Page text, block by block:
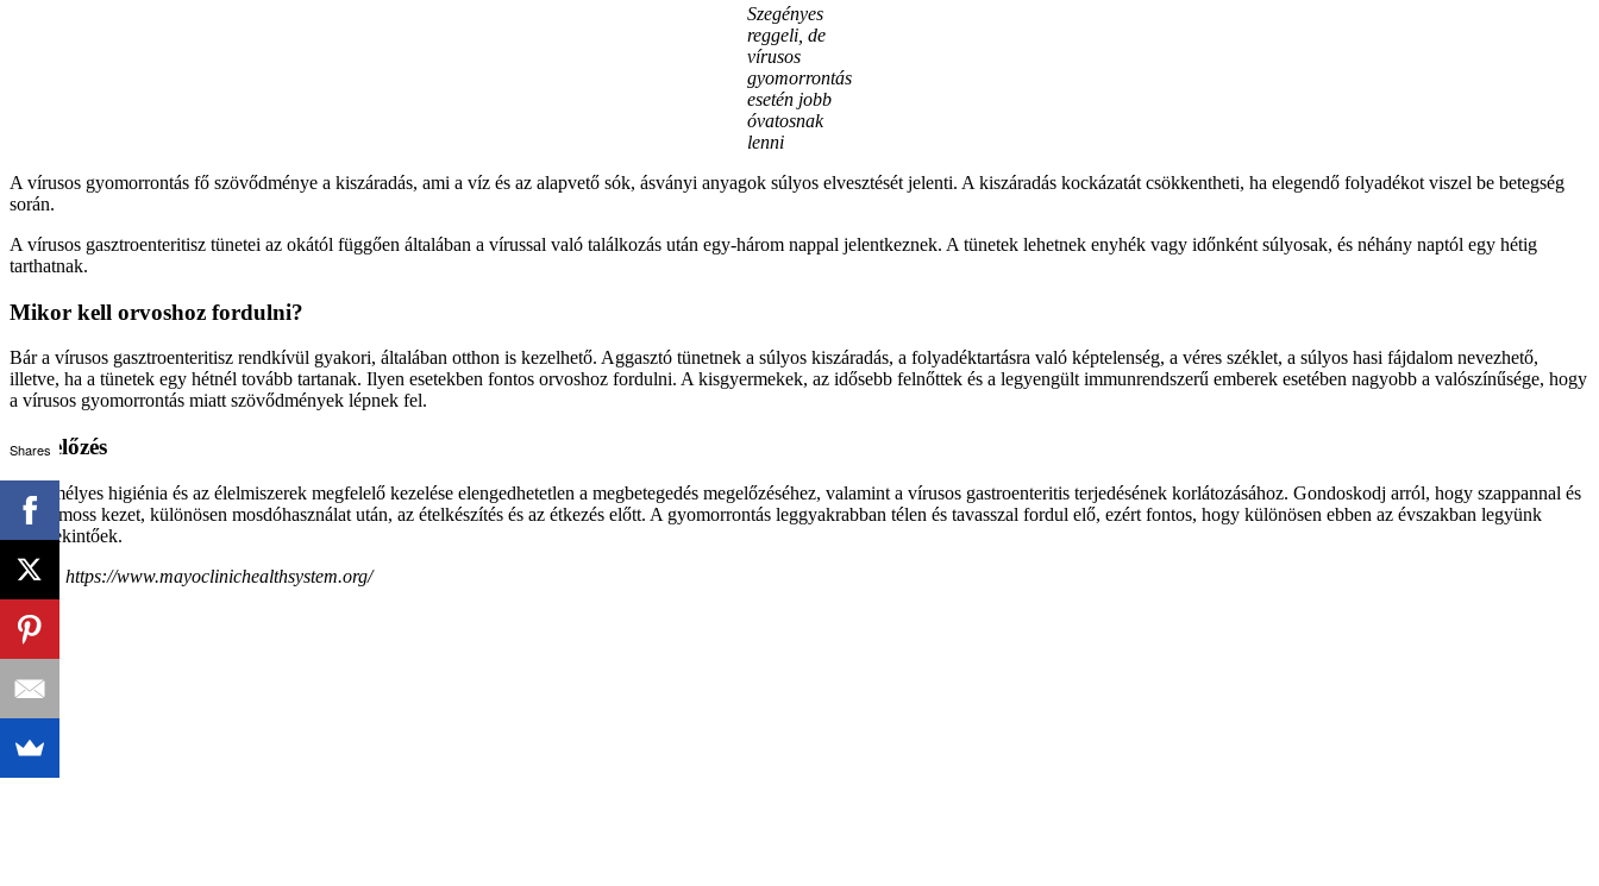
Szegényes
reggeli, de
vírusos
gyomorrontás
esetén jobb
óvatosnak
lenni
A vírusos gyomorrontás fő szövődménye a kiszáradás, ami a víz és az alapvető sók, ásványi anyagok súlyos elvesztését jelenti. A kiszáradás kockázatát csökkentheti, ha elegendő folyadékot viszel be betegség
során.
A vírusos gasztroenteritisz tünetei az okától függően általában a vírussal való találkozás után egy-három nappal jelentkeznek. A tünetek lehetnek enyhék vagy időnként súlyosak, és néhány naptól egy hétig
tarthatnak.
Mikor kell orvoshoz fordulni?
Bár a vírusos gasztroenteritisz rendkívül gyakori, általában otthon is kezelhető. Aggasztó tünetnek a súlyos kiszáradás, a folyadéktartásra való képtelenség, a véres széklet, a súlyos hasi fájdalom nevezhető,
illetve, ha a tünetek egy hétnél tovább tartanak. Ilyen esetekben fontos orvoshoz fordulni. A kisgyermekek, az idősebb felnőttek és a legyengült immunrendszerű emberek esetében nagyobb a valószínűsége, hogy
a vírusos gyomorrontás miatt szövődmények lépnek fel.
Megelőzés
A személyes higiénia és az élelmiszerek megfelelő kezelése elengedhetetlen a megbetegedés megelőzéséhez, valamint a vírusos gastroenteritis terjedésének korlátozásához. Gondoskodj arról, hogy szappannal és
vízzel moss kezet, különösen mosdóhasználat után, az ételkészítés és az étkezés előtt. A gyomorrontás leggyakrabban télen és tavasszal fordul elő, ezért fontos, hogy különösen ebben az évszakban legyünk
körültekintőek.
forrás: https://www.mayoclinichealthsystem.org/
Shares